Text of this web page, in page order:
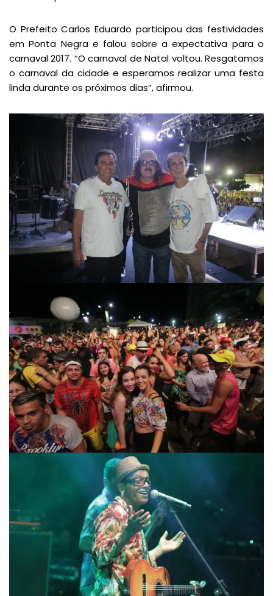
O Prefeito Carlos Eduardo participou das festividades
em Ponta Negra e falou sobre a expectativa para o
carnaval 2017. “O carnaval de Natal voltou. Resgatamos
o carnaval da cidade e esperamos realizar uma festa
linda durante os próximos dias”, afirmou.